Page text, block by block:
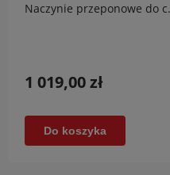
Naczynie przeponowe do
1 019,00 zł
Do koszyka